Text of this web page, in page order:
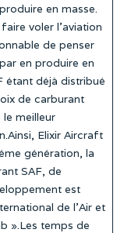
en masse.
voler l’aviation
de penser
en produire en
étant déjà distribué
de carburant
meilleur
Elixir Aircraft
génération, la
SAF, de
est
de l’Air et
».Les temps de